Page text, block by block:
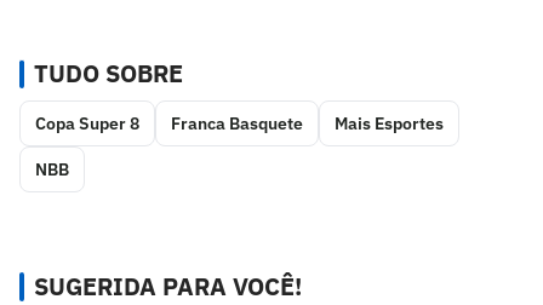
TUDO SOBRE
Copa Super 8 Franca Basquete Mais Esportes
NBB
SUGERIDA PARA VOCÊ!